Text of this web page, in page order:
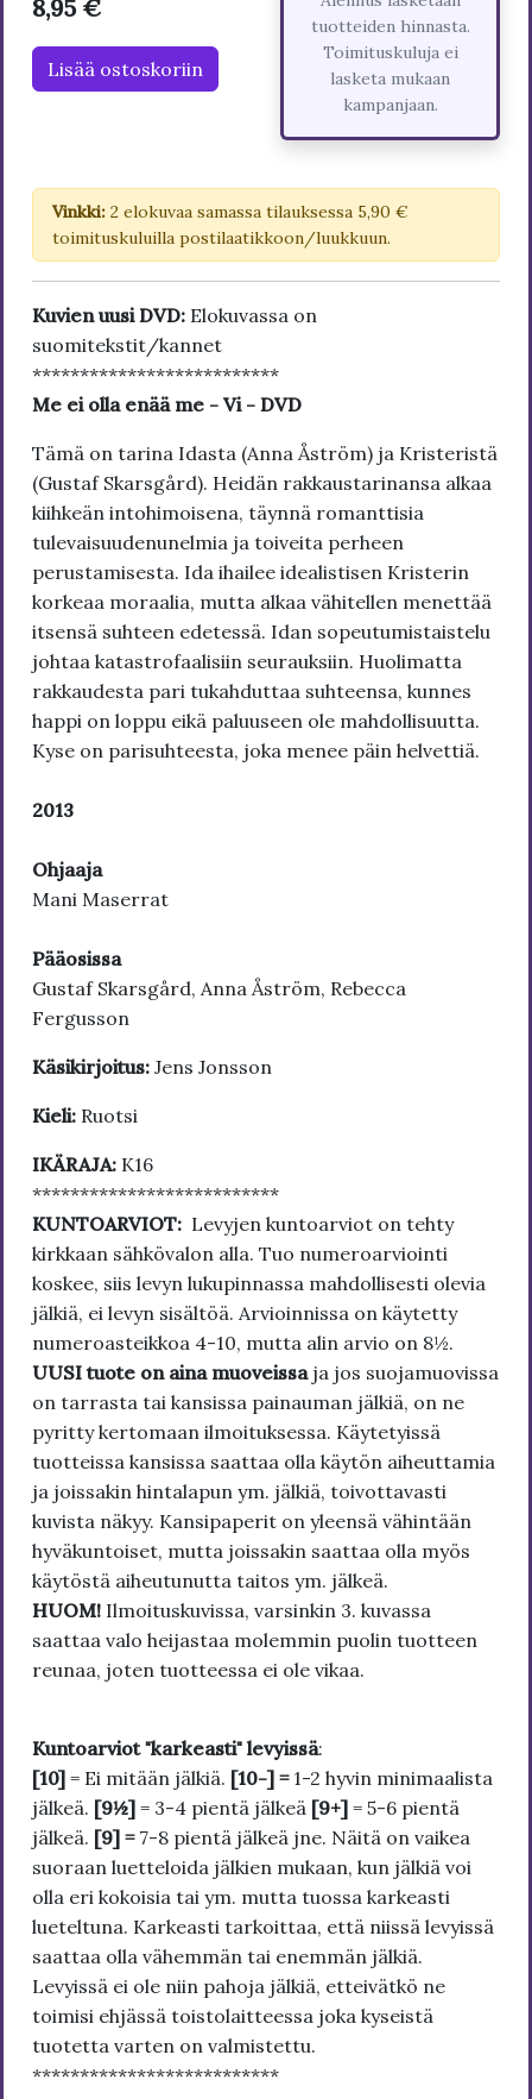
8,95 €
Lisää ostoskoriin
tuotteiden hinnasta.
Toimituskuluja ei
lasketa mukaan
kampanjaan.
Vinkki: 2 elokuvaa samassa tilauksessa 5,90 €
toimituskuluilla postilaatikkoon/luukkuun.
Kuvien uusi DVD: Elokuvassa on
suomitekstit/kannet
**************************
Me ei olla enää me - Vi - DVD
Tämä on tarina Idasta (Anna Åström) ja Kristeristä
(Gustaf Skarsgård). Heidän rakkaustarinansa alkaa
kiihkeän intohimoisena, täynnä romanttisia
tulevaisuudenunelmia ja toiveita perheen
perustamisesta. Ida ihailee idealistisen Kristerin
korkeaa moraalia, mutta alkaa vähitellen menettää
itsensä suhteen edetessä. Idan sopeutumistaistelu
johtaa katastrofaalisiin seurauksiin. Huolimatta
rakkaudesta pari tukahduttaa suhteensa, kunnes
happi on loppu eikä paluuseen ole mahdollisuutta.
Kyse on parisuhteesta, joka menee päin helvettiä.
2013
Ohjaaja
Mani Maserrat
Pääosissa
Gustaf Skarsgård, Anna Åström, Rebecca
Fergusson
Käsikirjoitus: Jens Jonsson
Kieli: Ruotsi
IKÄRAJA: K16
**************************
KUNTOARVIOT: Levyjen kuntoarviot on tehty
kirkkaan sähkövalon alla. Tuo numeroarviointi
koskee, siis levyn lukupinnassa mahdollisesti olevia
jälkiä, ei levyn sisältöä. Arvioinnissa on käytetty
numeroasteikkoa 4-10, mutta alin arvio on 8½.
UUSI tuote on aina muoveissa ja jos suojamuovissa
on tarrasta tai kansissa painauman jälkiä, on ne
pyritty kertomaan ilmoituksessa. Käytetyissä
tuotteissa kansissa saattaa olla käytön aiheuttamia
ja joissakin hintalapun ym. jälkiä, toivottavasti
kuvista näkyy. Kansipaperit on yleensä vähintään
hyväkuntoiset, mutta joissakin saattaa olla myös
käytöstä aiheutunutta taitos ym. jälkeä.
HUOM! Ilmoituskuvissa, varsinkin 3. kuvassa
saattaa valo heijastaa molemmin puolin tuotteen
reunaa, joten tuotteessa ei ole vikaa.
Kuntoarviot "karkeasti" levyissä:
[10] = Ei mitään jälkiä. [10-] = 1-2 hyvin minimaalista
jälkeä. [9½] = 3-4 pientä jälkeä [9+] = 5-6 pientä
jälkeä. [9] = 7-8 pientä jälkeä jne. Näitä on vaikea
suoraan luetteloida jälkien mukaan, kun jälkiä voi
olla eri kokoisia tai ym. mutta tuossa karkeasti
lueteltuna. Karkeasti tarkoittaa, että niissä levyissä
saattaa olla vähemmän tai enemmän jälkiä.
Levyissä ei ole niin pahoja jälkiä, etteivätkö ne
toimisi ehjässä toistolaitteessa joka kyseistä
tuotetta varten on valmistettu.
**************************